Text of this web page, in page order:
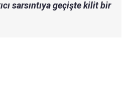
sarsıntıya geçişte kilit bir